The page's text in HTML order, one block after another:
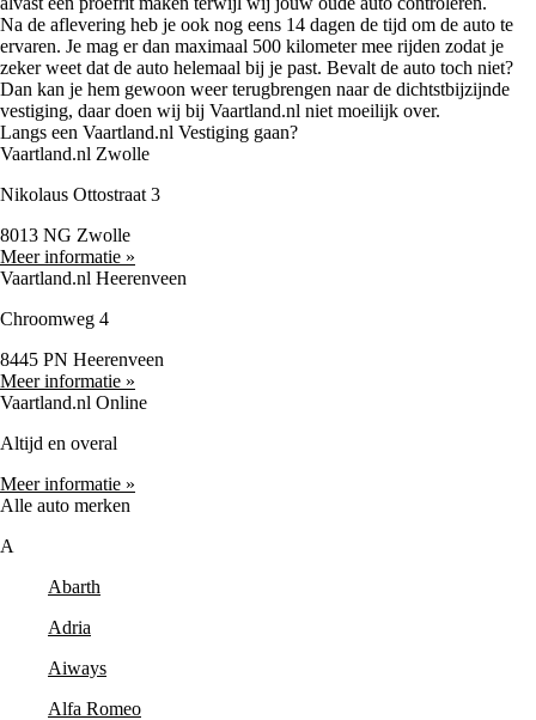
Na de aflevering heb je ook nog eens 14 dagen de tijd om de auto te
ervaren. Je mag er dan maximaal 500 kilometer mee rijden zodat je
zeker weet dat de auto helemaal bij je past. Bevalt de auto toch niet?
Dan kan je hem gewoon weer terugbrengen naar de dichtstbijzijnde
vestiging, daar doen wij bij Vaartland.nl niet moeilijk over.
Langs een Vaartland.nl Vestiging gaan?
Vaartland.nl Zwolle
Nikolaus Ottostraat 3
8013 NG Zwolle
Meer informatie »
Vaartland.nl Heerenveen
Chroomweg 4
8445 PN Heerenveen
Meer informatie »
Vaartland.nl Online
Altijd en overal
Meer informatie »
Alle auto merken
A
Abarth
Adria
Aiways
Alfa Romeo